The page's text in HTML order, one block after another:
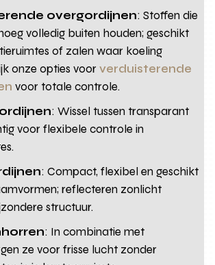
overgordijnen: Stoffen die
volledig buiten houden; geschikt
of zalen waar koeling
onze opties voorverduisterende
voor totale controle.
: Wissel tussen transparant
voor flexibele controle in
: Compact, flexibel en geschikt
reflecteren zonlicht
structuur.
: In combinatie met
ze voor frisse lucht zonder